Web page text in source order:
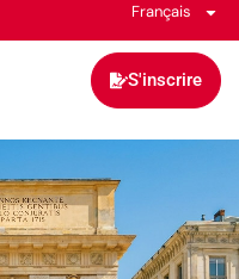
Français
S'inscrire